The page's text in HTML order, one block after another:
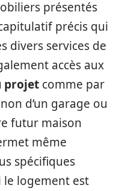
présentés
précis qui
divers services de
accès aux
projet comme par
d’un garage ou
futur maison
même
spécifiques
le logement est